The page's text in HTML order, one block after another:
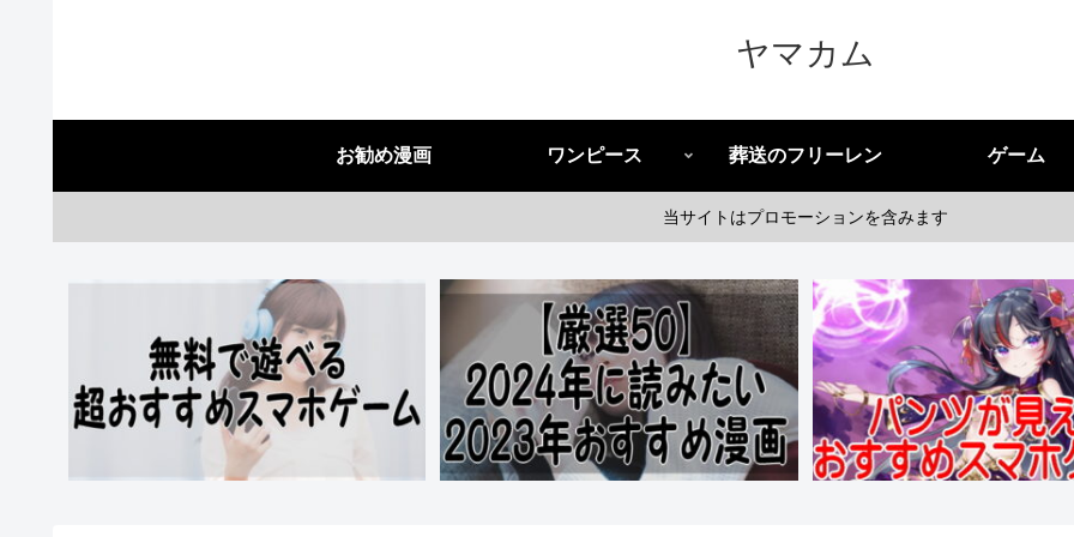
ヤマカム
お勧め漫画 ワンピース 葬送のフリーレン ゲーム
当サイトはプロモーションを含みます